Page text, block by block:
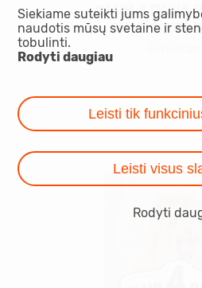
CLUB 4 PAWS
su vištiena
Siekiame suteikti jums
naudotis mūsų svetaine ir
tobulinti.
Rodyti daugiau
Leisti tik
Leisti visus
Rodyti